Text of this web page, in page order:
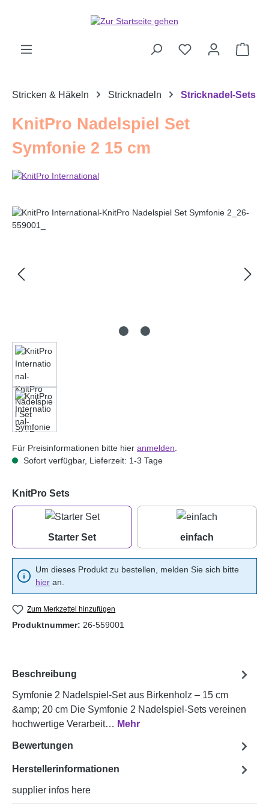
Stricken & Häkeln Stricknadeln Stricknadel-Sets
KnitPro Nadelspiel Set
Symfonie 2 15 cm
Bildergalerie überspringen
Für Preisinformationen bitte hier anmelden
Sofort verfügbar, Lieferzeit: 1-3 Tage
KnitPro Setsauswählen
Starter Set
einfach
Um dieses Produkt zu bestellen, melden Sie sich bitte
hier an.
Zum Merkzettel hinzufügen
Produktnummer: 26-559001
Beschreibung
Symfonie 2 Nadelspiel-Set aus Birkenholz – 15 cm
&amp; 20 cm Die Symfonie 2 Nadelspiel-Sets vereinen
hochwertige Verarbeit… Mehr
Bewertungen
Herstellerinformationen
supplier infos here